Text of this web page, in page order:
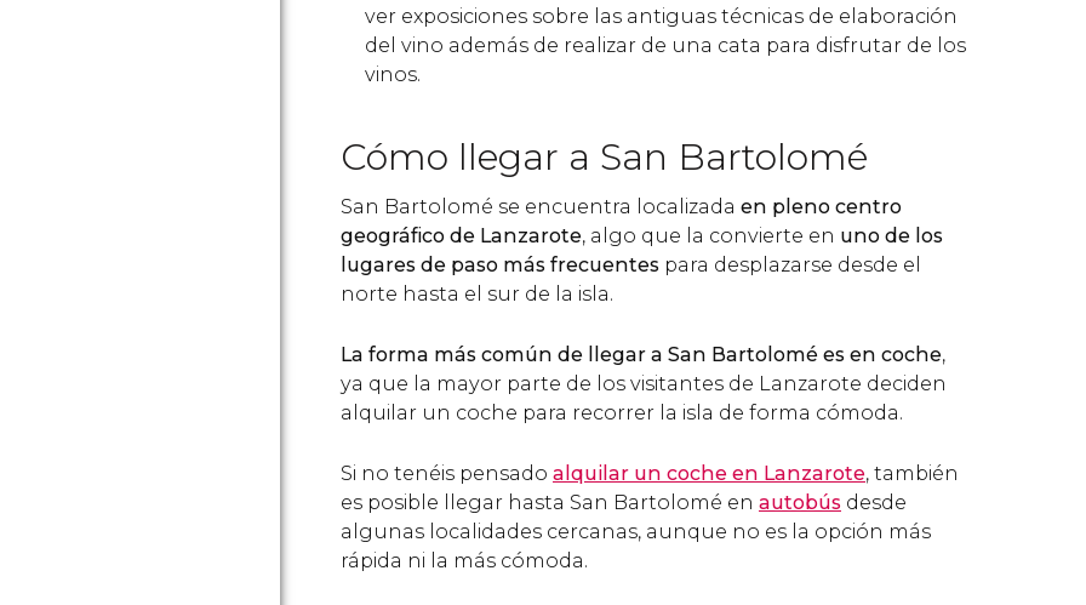
ver exposiciones sobre las antiguas técnicas de elaboración
del vino además de realizar de una cata para disfrutar de los
vinos.
Cómo llegar a San Bartolomé
San Bartolomé se encuentra localizada en pleno centro
geográfico de Lanzarote, algo que la convierte en uno de los
lugares de paso más frecuentes para desplazarse desde el
norte hasta el sur de la isla.
La forma más común de llegar a San Bartolomé es en coche,
ya que la mayor parte de los visitantes de Lanzarote deciden
alquilar un coche para recorrer la isla de forma cómoda.
Si no tenéis pensado alquilar un coche en Lanzarote, también
es posible llegar hasta San Bartolomé en autobús desde
algunas localidades cercanas, aunque no es la opción más
rápida ni la más cómoda.